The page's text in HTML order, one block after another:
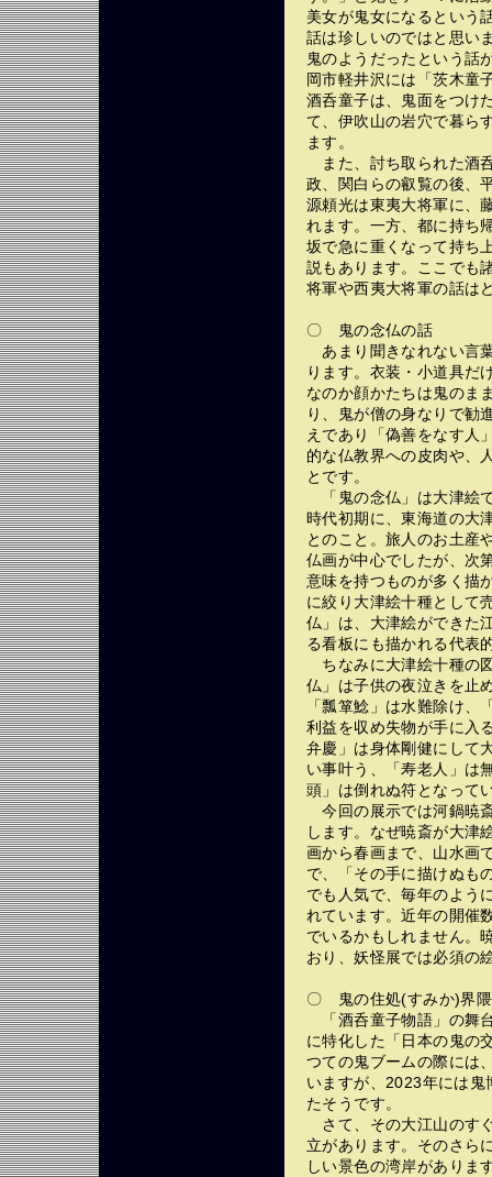
美女が鬼女になるという
話は珍しいのではと思い
鬼のようだったという話
岡市軽井沢には「茨木童
酒呑童子は、鬼面をつけ
て、伊吹山の岩穴で暮ら
ます。
また、討ち取られた酒
政、関白らの叡覧の後、
源頼光は東夷大将軍に、
れます。一方、都に持ち
坂で急に重くなって持ち
説もあります。ここでも
将軍や西夷大将軍の話は
〇 鬼の念仏の話
あまり聞きなれない言
ります。衣装・小道具だ
なのか顔かたちは鬼のま
り、鬼が僧の身なりで勧
えであり「偽善をなす人
的な仏教界への皮肉や、
とです。
「鬼の念仏」は大津絵
時代初期に、東海道の大
とのこと。旅人のお土産
仏画が中心でしたが、次
意味を持つものが多く描
に絞り大津絵十種として
仏」は、大津絵ができた
る看板にも描かれる代表
ちなみに大津絵十種の
仏」は子供の夜泣きを止
「瓢箪鯰」は水難除け
利益を収め失物が手に入
弁慶」は身体剛健にして
い事叶う、「寿老人」は
頭」は倒れぬ符となって
今回の展示では河鍋暁
します。なぜ暁斎が大津
画から春画まで、山水画
で、「その手に描けぬも
でも人気で、毎年のよう
れています。近年の開催
でいるかもしれません。
おり、妖怪展では必須の
〇 鬼の住処(すみか)界
「酒呑童子物語」の舞
に特化した「日本の鬼の
つての鬼ブームの際には
いますが、2023年には
たそうです。
さて、その大江山のす
立があります。そのさら
しい景色の湾岸がありま